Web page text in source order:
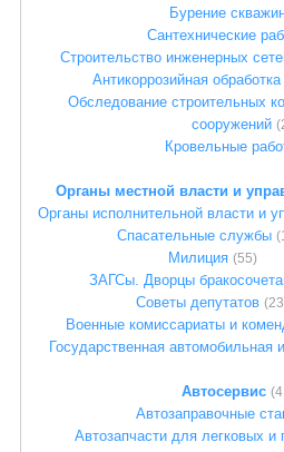
Бурение
Сантехнические
Строительство инженерных
Антикоррозийная
Обследование строительных
сооружений
Кровельные
Органы местной власти и
Органы исполнительной власти и
Спасательные службы
Милиция (55)
ЗАГСы. Дворцы
Советы депутатов
Военные комиссариаты и
Государственная автомобильная
Автосервис
Автозаправочные
Автозапчасти для легковых и